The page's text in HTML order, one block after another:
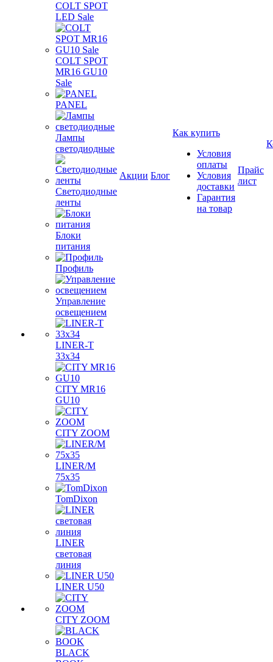
COLT SPOT
LED Sale
COLT SPOT
MR16 GU10
Sale
PANEL
Лампы
светодиодные
Светодиодные
ленты
Блоки
питания
Профиль
Управление
освещением
LINER-T
33x34
CITY MR16
GU10
CITY ZOOM
LINER/M
75х35
TomDixon
LINER
световая
линия
LINER U50
CITY ZOOM
BLACK
Акции Блог
Как купить
Условия
оплаты
Условия
доставки
Гарантия
на товар
Прайс
лист